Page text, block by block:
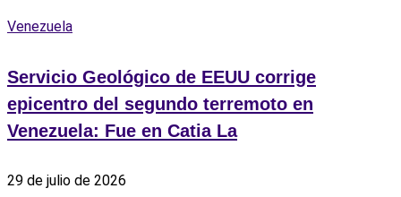
Venezuela
Servicio Geológico de EEUU corrige
epicentro del segundo terremoto en
Venezuela: Fue en Catia La
29 de julio de 2026